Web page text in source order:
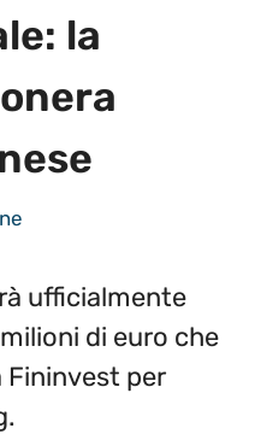
la
ufficialmente
di euro che
Fininvest per